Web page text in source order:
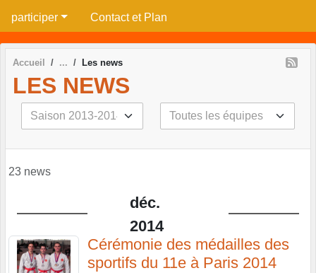
participer Contact et Plan
Accueil Les news
LES NEWS
23 news
déc.
2014
Cérémonie des médailles des
sportifs du 11e à Paris 2014